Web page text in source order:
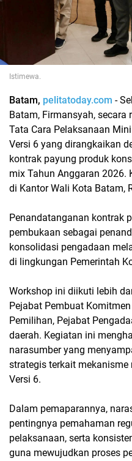
Istimewa.
Batam, pelitatoday.com -
Batam, Firmansyah,
Tata Cara Pelaksanaan
Versi 6 yang dirangkaikan
kontrak payung produk
mix Tahun Anggaran 2026.
di Kantor Wali Kota Batam,
Penandatanganan kontrak
pembukaan sebagai
konsolidasi pengadaan
di lingkungan Pemerintah
Workshop ini diikuti lebih
Pejabat Pembuat
Pemilihan, Pejabat
daerah. Kegiatan ini
narasumber yang
strategis terkait
Versi 6.
Dalam pemaparannya,
pentingnya pemahaman
pelaksanaan, serta
guna mewujudkan proses